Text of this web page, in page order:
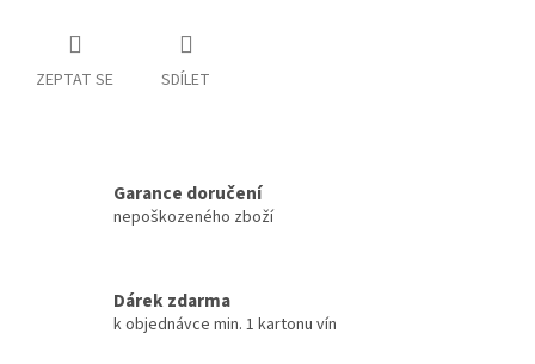
ZEPTAT SE SDÍLET
Garance doručení
nepoškozeného zboží
Dárek zdarma
k objednávce min. 1 kartonu vín